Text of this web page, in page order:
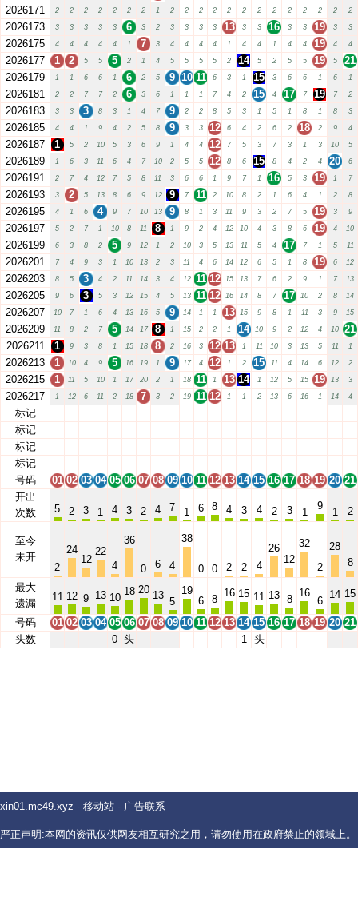
2026171 2 2 2 2 2 2 2 1 2 2 2 2 2 2 2 2 2 2 2 2 2
2026173 3 3 3 3 3 6 3 2 3 3 3 3 13 3 3 16 3 3 19 3 3
2026175 4 4 4 4 4 1 7 3 4 4 4 4 1 4 4 1 4 4 19 4 4
2026177 1 2 5 5 5 2 1 4 5 5 5 5 2 14 5 2 5 5 19 5
21
2026179
1 1 6 6 1 6 2 5 9 10 11 6 3 1 15 3 6 6 1 6 1
2026181 2 2 7 7 2 6 3 6 1 1 1 7 4 2 15 4 17 7 19 7 2
2026183 3 3 3 8 3 1 4 7 9 2 2 8 5 3 1 5 1 8 1 8 3
2026185 4 4 1 9 4 2 5 8 9 3 3 12 6 4 2 6 2 18 2 9 4
2026187 1 5 2 10 5 3 6 9 1 4 4 12 7 5 3 7 3 1 3 10 5
2026189 1 6 3 11 6 4 7 10 2 5 5 12 8 6 15 8 4 2 4 20 6
2026191 2 7 4 12 7 5 8 11 3 6 6 1 9 7 1 16 5 3 19 1 7
2026193 3 2 5 13 8 6 9 12 9 7 11 2 10 8 2 1 6 4 1 2 8
2026195 4 1 6 4 9 7 10 13 9 8 1 3 11 9 3 2 7 5 19 3 9
2026197 5 2 7 1 10 8 11 8 1 9 2 4 12 10 4 3 8 6 19 4 10
2026199 6 3 8 2 5 9 12 1 2 10 3 5 13 11 5 4 17 7 1 5 11
2026201 7 4 9 3 1 10 13 2 3 11 4 6 14 12 6 5 1 8 19 6 12
2026203 8 5 3 4 2 11 14 3 4 12 11 12 15 13 7 6 2 9 1 7 13
2026205 9 6 3 5 3 12 15 4 5 13 11 12 16 14 8 7 17 10 2 8 14
2026207 10 7 1 6 4 13 16 5 9 14 1 1 13 15 9 8 1 11 3 9 15
2026209 11 8 2 7 5 14 17 8 1 15 2 2 1 14 10 9 2 12 4 10
21
2026211
1 9 3 8 1 15 18 8 2 16 3 12 13 1 11 10 3 13 5 11 1
2026213 1 10 4 9 5 16 19 1 9 17 4 12 1 2 15 11 4 14 6 12 2
2026215 1 11 5 10 1 17 20 2 1 18 11 1 13 14 1 12 5 15 19 13 3
2026217 1 12 6 11 2 18 7 3 2 19 11 12 1 1 2 13 6 16 1 14 4
标记
标记
标记
标记
号码
01 02 03 04 05 06 07 08 09 10 11 12 13 14 15 16 17 18 19 20 21
开出
次数
5 2 3 1 4 3 2 4 7 1 6 8 4 3 4 2 3 1
9
1 2
至今
未开
2
24
12
22
4
36
0 6 4
38
0 0 2 2 4
26
12
32
2
28
8
最大
遗漏
11 12 9 13 10
18 20 13
5
19
6
8
16 15 11 13 8
16
6
14 15
号码 01 02 03 04 05 06 07 08 09 10 11 12 13 14 15 16 17 18 19 20 21
头数
0 头 1 头
xin01.mc49.xyz - 移动站 - 广告联系
严正声明:本网的资讯仅供网友相互研究之用，请勿使用在政府禁止的领域上。